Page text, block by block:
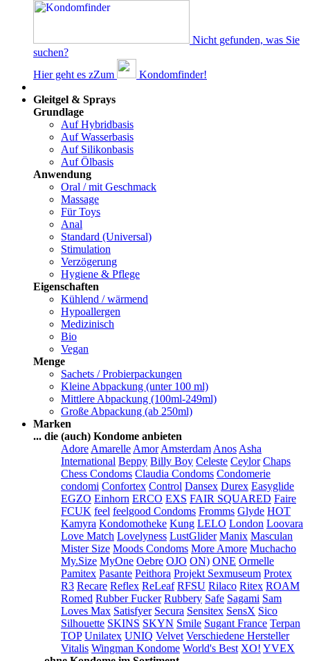
Nicht gefunden, was Sie
suchen?
Hier geht es zZum
Kondomfinder!
Gleitgel & Sprays
Grundlage
Auf Hybridbasis
Auf Wasserbasis
Auf Silikonbasis
Auf Ölbasis
Anwendung
Oral / mit Geschmack
Massage
Für Toys
Anal
Standard (Universal)
Stimulation
Verzögerung
Hygiene & Pflege
Eigenschaften
Kühlend / wärmend
Hypoallergen
Medizinisch
Bio
Vegan
Menge
Sachets / Probierpackungen
Kleine Abpackung (unter 100 ml)
Mittlere Abpackung (100ml-249ml)
Große Abpackung (ab 250ml)
Marken
... die (auch) Kondome anbieten
Adore Amarelle Amor Amsterdam Anos Asha
International Beppy Billy Boy Celeste Ceylor Chaps
Chess Condoms Claudia Condoms Condomerie
condomi Confortex Control Dansex Durex Easyglide
EGZO Einhorn ERCO EXS FAIR SQUARED Faire
FCUK feel feelgood Condoms Fromms Glyde HOT
Kamyra Kondomotheke Kung LELO London Loovara
Love Match Lovelyness LustGlider Manix Masculan
Mister Size Moods Condoms More Amore Muchacho
My.Size MyOne Oebre OJO ON) ONE Ormelle
Pamitex Pasante Peithora Projekt Sexmuseum Protex
R3 Recare Reflex ReLeaf RFSU Rilaco Ritex ROAM
Romed Rubber Fucker Rubbery Safe Sagami Sam
Loves Max Satisfyer Secura Sensitex SensX Sico
Silhouette SKINS SKYN Smile Sugant France Terpan
TOP Unilatex UNIQ Velvet Verschiedene Hersteller
Vitalis Wingman Kondome World's Best XO! YVEX